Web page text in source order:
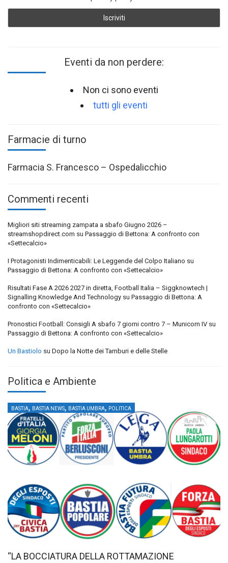
Eventi da non perdere:
Non ci sono eventi
tutti gli eventi
Farmacie di turno
Farmacia S. Francesco – Ospedalicchio
Commenti recenti
Migliori siti streaming zampata a sbafo Giugno 2026 –
streamshopdirect.com su Passaggio di Bettona: A confronto con
«Settecalcio»
I Protagonisti Indimenticabili: Le Leggende del Colpo Italiano su
Passaggio di Bettona: A confronto con «Settecalcio»
Risultati Fase A 2026 2027 in diretta, Football Italia – Siggknowtech |
Signalling Knowledge And Technology su Passaggio di Bettona: A
confronto con «Settecalcio»
Pronostici Football: Consigli A sbafo 7 giorni contro 7 – Municorn IV su
Passaggio di Bettona: A confronto con «Settecalcio»
Un Bastiolo su Dopo la Notte dei Tamburi e delle Stelle
Politica e Ambiente
BASTIA, BASTIA NEWS, BASTIA UMBRA, POLITICA
“LA BOCCIATURA DELLA ROTTAMAZIONE